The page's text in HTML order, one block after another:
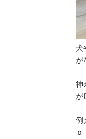
犬
が
神
が
例